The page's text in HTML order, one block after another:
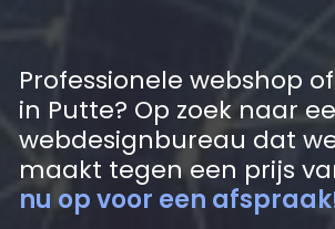
Professionele webshop
in Putte? Op zoek naar
webdesignbureau dat
maakt tegen een prijs
nu op voor een afspraak